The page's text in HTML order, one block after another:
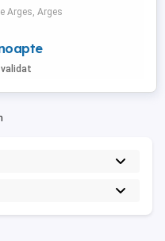
Posada.Facilitatile
Vesela farfurii cani pahare. -
- Internet WIFI gratuit. - Cablu
- Lenjerii si prosoape -
personala in bai - Uscator
Arges, Arges